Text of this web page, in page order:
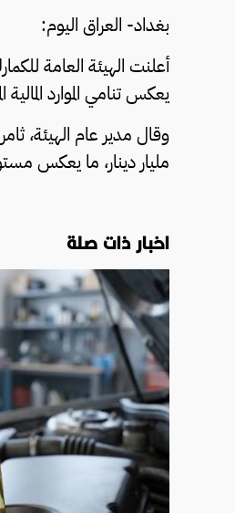
بغداد- العراق اليوم:
يعكس تنامي الموارد
مليار دينار، ما يعكس
اخبار ذات صلة